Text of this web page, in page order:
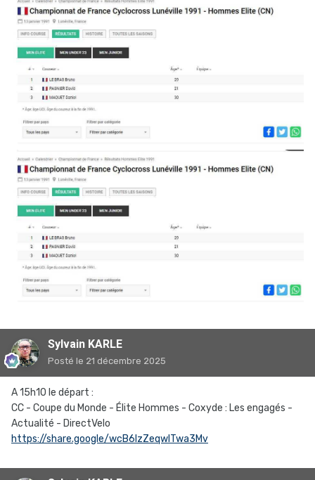
Sylvain KARLE
Posté le 21 décembre 2025
A 15h10 le départ :
CC - Coupe du Monde - Élite Hommes - Coxyde : Les engagés -
Actualité - DirectVelo
https://share.google/wcB6IzZeqwlTwa3Mv